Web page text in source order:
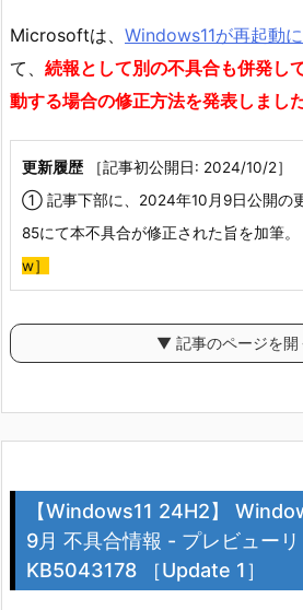
Microsoftは、 Windows11が再起動
て、 続報として別の不具合も併発し
動する場合の修正方法を発表しました
更新履歴 ［記事初公開日: 2024/10/2］
① 記事下部に、2024年10月9日公開の
85にて本不具合が修正された旨を加筆
w］
▼ 記事のページを
【Windows11 24H2】
9月 不具合情報 - プレビューリ
KB5043178 ［Update 1］